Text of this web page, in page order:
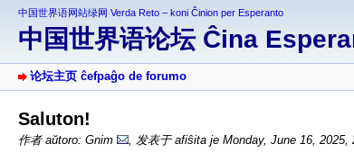
中国世界语网站绿网 Verda Reto – koni Ĉinion per Esperanto
中国世界语论坛 Ĉina
论坛主页 ĉefpaĝo de forumo
Saluton!
作者 aŭtoro: Gnim , 发表于 afiŝita je Monday, June 16, 2025,